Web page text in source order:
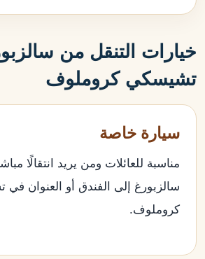
خيارات التنقل من
تشيسكي كروملوف
سيارة خاصة
مناسبة للعائلات ومن يريد انتقالًا
سالزبورغ إلى الفندق أو العنوان
كروملوف.